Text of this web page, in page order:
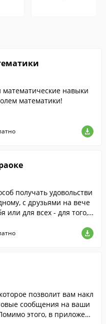
математические навыки
математики!
получать удовольстви
с друзьями на вече
или для всех - для того,
приложением К
позволит вам накл
сообщения на ваши
этого, в приложен